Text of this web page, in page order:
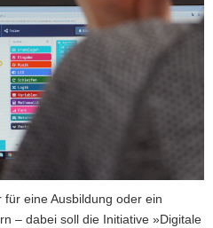
eine Ausbildung oder ein
– dabei soll die Initiative »Digitale